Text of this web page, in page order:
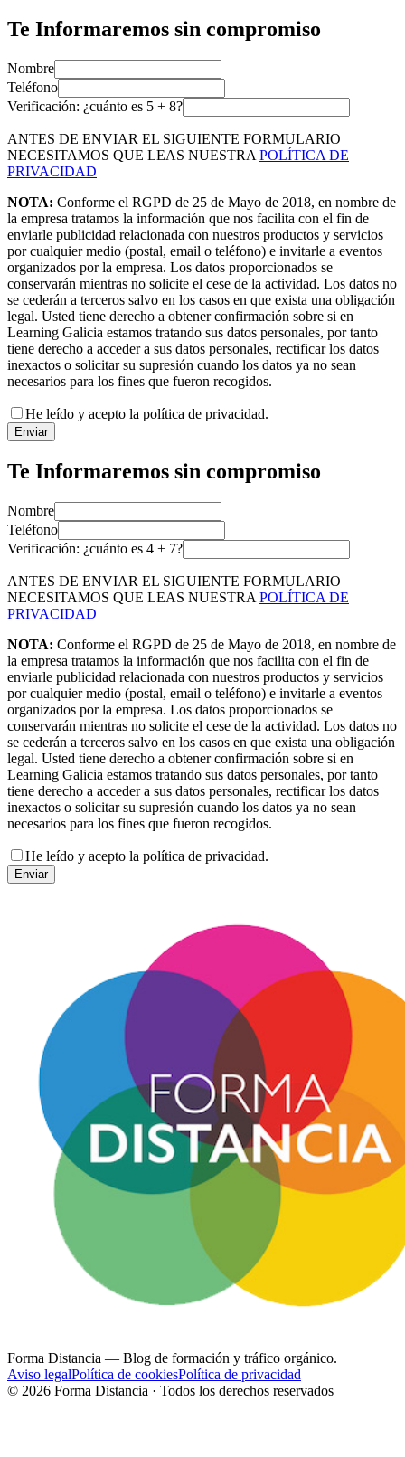
Te Informaremos sin compromiso
Nombre
Teléfono
Verificación: ¿cuánto es 5 + 8?
ANTES DE ENVIAR EL SIGUIENTE FORMULARIO
NECESITAMOS QUE LEAS NUESTRA POLÍTICA DE
PRIVACIDAD
NOTA: Conforme el RGPD de 25 de Mayo de 2018, en nombre de
la empresa tratamos la información que nos facilita con el fin de
enviarle publicidad relacionada con nuestros productos y servicios
por cualquier medio (postal, email o teléfono) e invitarle a eventos
organizados por la empresa. Los datos proporcionados se
conservarán mientras no solicite el cese de la actividad. Los datos no
se cederán a terceros salvo en los casos en que exista una obligación
legal. Usted tiene derecho a obtener confirmación sobre si en
Learning Galicia estamos tratando sus datos personales, por tanto
tiene derecho a acceder a sus datos personales, rectificar los datos
inexactos o solicitar su supresión cuando los datos ya no sean
necesarios para los fines que fueron recogidos.
He leído y acepto la política de privacidad.
Enviar
Te Informaremos sin compromiso
Nombre
Teléfono
Verificación: ¿cuánto es 4 + 7?
ANTES DE ENVIAR EL SIGUIENTE FORMULARIO
NECESITAMOS QUE LEAS NUESTRA POLÍTICA DE
PRIVACIDAD
NOTA: Conforme el RGPD de 25 de Mayo de 2018, en nombre de
la empresa tratamos la información que nos facilita con el fin de
enviarle publicidad relacionada con nuestros productos y servicios
por cualquier medio (postal, email o teléfono) e invitarle a eventos
organizados por la empresa. Los datos proporcionados se
conservarán mientras no solicite el cese de la actividad. Los datos no
se cederán a terceros salvo en los casos en que exista una obligación
legal. Usted tiene derecho a obtener confirmación sobre si en
Learning Galicia estamos tratando sus datos personales, por tanto
tiene derecho a acceder a sus datos personales, rectificar los datos
inexactos o solicitar su supresión cuando los datos ya no sean
necesarios para los fines que fueron recogidos.
He leído y acepto la política de privacidad.
Enviar
Forma Distancia — Blog de formación y tráfico orgánico.
Aviso legalPolítica de cookiesPolítica de privacidad
© 2026 Forma Distancia · Todos los derechos reservados